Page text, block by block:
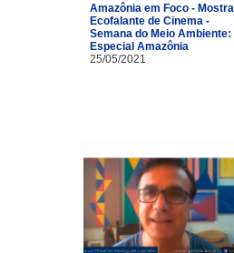
Amazônia em Foco - Mostra
Ecofalante de Cinema -
Semana do Meio Ambiente:
Especial Amazônia
25/05/2021